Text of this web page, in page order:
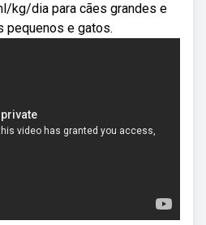
kg/dia para cães grandes e
pequenos e gatos.